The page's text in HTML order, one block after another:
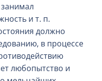
и т. п.
должно
в процессе
любопытство и